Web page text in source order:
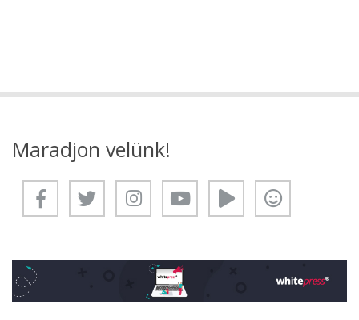
Maradjon velünk!